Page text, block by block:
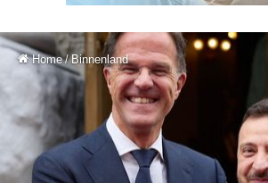
Home / Binnenland